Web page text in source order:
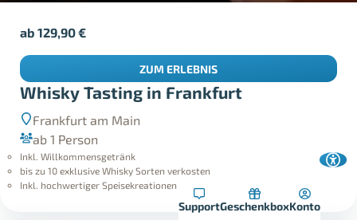
SupportGeschenkboxKonto
Whisky Tasting in Frankfurt
Frankfurt am Main
ab 1 Person
Inkl. Willkommensgetränk
bis zu 10 exklusive Whisky Sorten verkosten
Inkl. hochwertiger Speisekreationen
ab129,90€
ZUM ERLEBNIS